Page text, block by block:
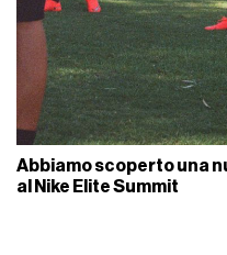
Abbiamo scoperto una
al Nike Elite Summit